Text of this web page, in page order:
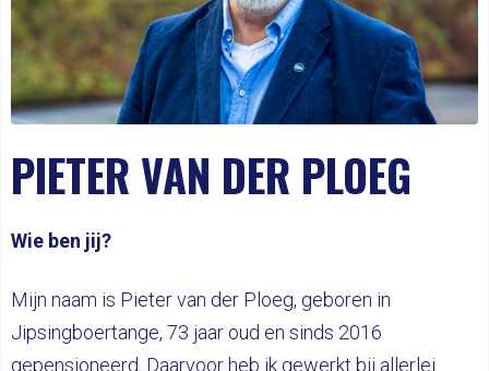
PIETER VAN DER PLOEG
Wie ben jij?
Mijn naam is Pieter van der Ploeg, geboren in
Jipsingboertange, 73 jaar oud en sinds 2016
gepensioneerd. Daarvoor heb ik gewerkt bij allerlei